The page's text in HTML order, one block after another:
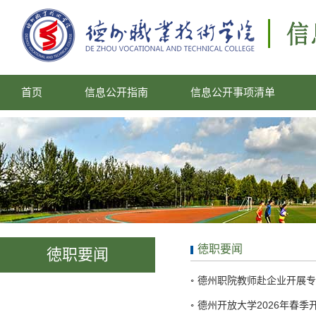
首页 信息公开指南 信息公开事项清单
徳职要闻 徳职要闻
德州职院教师赴企业开展
德州开放大学2026年春季